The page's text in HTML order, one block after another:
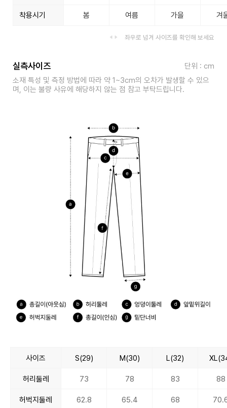
착용시기 봄 여름 가을 겨
좌우로 넘겨 사이즈를 확인해 보세요
실측사이즈
단위 : cm
소재 특성 및 측정 방법에 따라 약 1~3cm의 오차가 발생할 수 있으
며, 이는 불량 사유에 해당하지 않는 점 참고 부탁드립니다.
사이즈 S(29) M(30) L(32)
허리둘레 73 78 83 88
허벅지둘레 62.8 65.4 68